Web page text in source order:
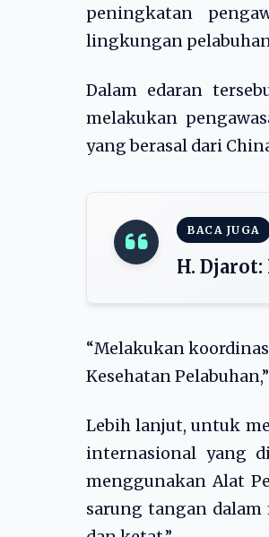
peningkatan
lingkungan
Dalam edaran
melakukan
yang berasal dari
BACA JUGA
H.
“Melakukan
Kesehatan
Lebih lanjut, untuk
internasional yang
menggunakan Alat
sarung tangan dalam